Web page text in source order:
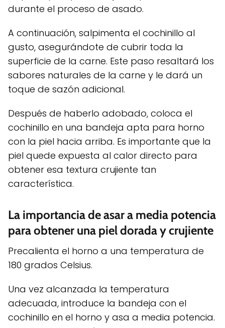
durante el proceso de asado.
A continuación, salpimenta el cochinillo al
gusto, asegurándote de cubrir toda la
superficie de la carne. Este paso resaltará los
sabores naturales de la carne y le dará un
toque de sazón adicional.
Después de haberlo adobado, coloca el
cochinillo en una bandeja apta para horno
con la piel hacia arriba. Es importante que la
piel quede expuesta al calor directo para
obtener esa textura crujiente tan
característica.
La importancia de asar a media potencia
para obtener una piel dorada y crujiente
Precalienta el horno a una temperatura de
180 grados Celsius.
Una vez alcanzada la temperatura
adecuada, introduce la bandeja con el
cochinillo en el horno y asa a media potencia.